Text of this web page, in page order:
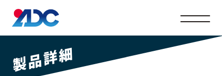
メニ
製品詳細